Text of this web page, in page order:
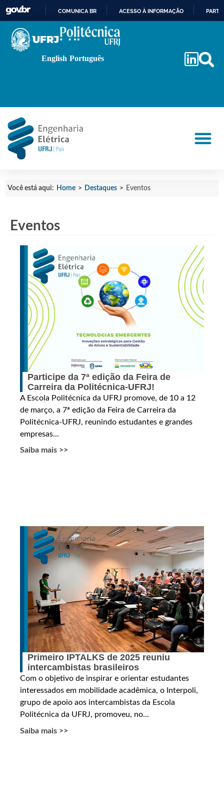
PARA
COMUNICA BR ACESSO À INFORMAÇÃO
English Português
Você está aqui: Home > Destaques > Eventos
Eventos
Participe da 7ª edição da Feira de
Carreira da Politécnica-UFRJ!
A Escola Politécnica da UFRJ promove, de 10 a 12
de março, a 7ª edição da Feira de Carreira da
Politécnica-UFRJ, reunindo estudantes e grandes
empresas...
Saiba mais >>
Primeiro IPTALKS de 2025 reuniu
intercambistas brasileiros
Com o objetivo de inspirar e orientar estudantes
interessados em mobilidade acadêmica, o Interpoli,
grupo de apoio aos intercambistas da Escola
Politécnica da UFRJ, promoveu, no...
Saiba mais >>